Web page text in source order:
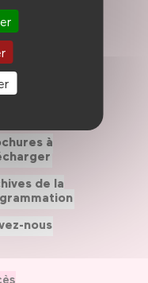
nous
à
de la
nous